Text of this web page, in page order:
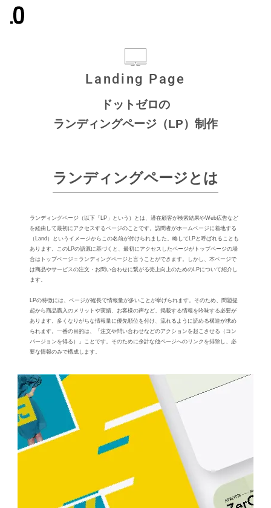
Landing Page
ドットゼロの
ランディングページ（LP）制作
ランディングページとは
ランディングページ（以下「LP」という）とは、潜在顧客が検索結果やWeb広告など
を経由して最初にアクセスするページのことです。訪問者がホームページに着地する
（Land）というイメージからこの名前が付けられました。略してLPと呼ばれることも
あります。このLPの語源に基づくと、最初にアクセスしたページがトップページの場
合はトップページ＝ランディングページと⾔うことができます。しかし、本ページで
は商品やサービスの注⽂・お問い合わせに繋がる売上向上のためのLPについて紹介し
ます。
LPの特徴には、ページが縦⻑で情報量が多いことが挙げられます。そのため、問題提
起から商品購⼊のメリットや実績、お客様の声など、掲載する情報を吟味する必要が
あります。多くなりがちな情報量に優先順位を付け、流れるように読める構造が求め
られます。⼀番の⽬的は、「注⽂や問い合わせなどのアクションを起こさせる（コン
バージョンを得る）」ことです。そのために余計な他ページへのリンクを排除し、必
要な情報のみで構成します。